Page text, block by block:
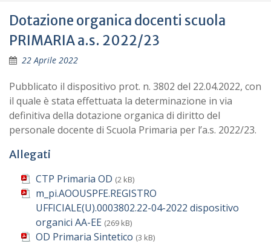
Dotazione organica docenti scuola
PRIMARIA a.s. 2022/23
22 Aprile 2022
Pubblicato il dispositivo prot. n. 3802 del 22.04.2022, con
il quale è stata effettuata la determinazione in via
definitiva della dotazione organica di diritto del
personale docente di Scuola Primaria per l’a.s. 2022/23.
Allegati
CTP Primaria OD (2 kB)
m_pi.AOOUSPFE.REGISTRO
UFFICIALE(U).0003802.22-04-2022 dispositivo
organici AA-EE (269 kB)
OD Primaria Sintetico (3 kB)